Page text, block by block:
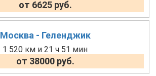
от 6625 руб.
Москва - Геленджик
1 520 км и 21 ч 51 мин
от 38000 руб.